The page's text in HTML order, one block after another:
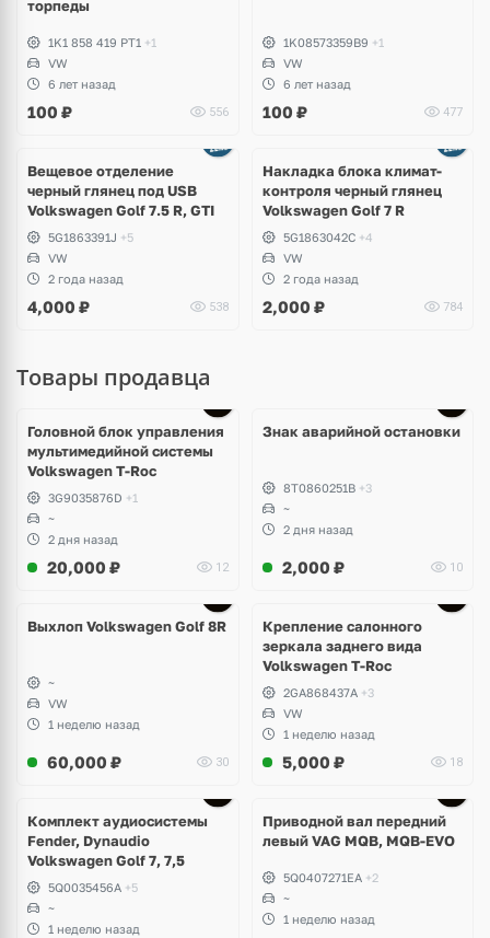
торпеды
1K1 858 419 PT1 +1
VW
6 лет назад
100 ₽ 556
1K08573359B9 +1
VW
6 лет назад
100 ₽ 477
Вещевое отделение
черный глянец под USB
Volkswagen Golf 7.5 R, GTI
5G1863391J +5
VW
2 года назад
4,000 ₽ 538
Накладка блока климат-
контроля черный глянец
Volkswagen Golf 7 R
5G1863042C +4
VW
2 года назад
2,000 ₽ 784
Товары продавца
Головной блок управления
мультимедийной системы
Volkswagen T-Roc
3G9035876D +1
~
2 дня назад
20,000 ₽ 12
Знак аварийной остановки
8T0860251B +3
~
2 дня назад
2,000 ₽ 10
Выхлоп Volkswagen Golf 8R
~
VW
1 неделю назад
60,000 ₽ 30
Крепление салонного
зеркала заднего вида
Volkswagen T-Roc
2GA868437A +3
VW
1 неделю назад
5,000 ₽ 18
Комплект аудиосистемы
Fender, Dynaudio
Volkswagen Golf 7, 7,5
5Q0035456A +5
~
1 неделю назад
Приводной вал передний
левый VAG MQB, MQB-EVO
5Q0407271EA +2
~
1 неделю назад